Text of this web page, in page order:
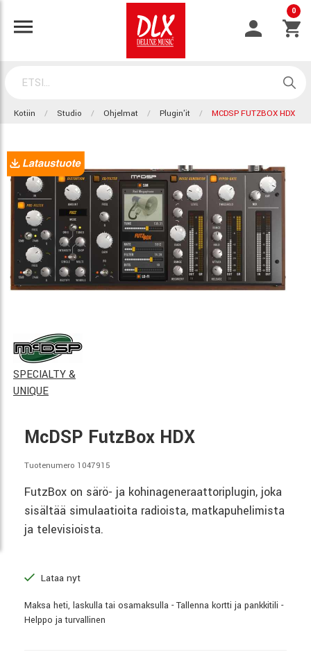
0
Kotiin Studio Ohjelmat Plugin'it MCDSP FUTZBOX HDX
SPECIALTY &
UNIQUE
McDSP FutzBox HDX
Tuotenumero 1047915
FutzBox on särö- ja kohinageneraattoriplugin, joka
sisältää simulaatioita radioista, matkapuhelimista
ja televisioista.
Lataa nyt
Maksa heti, laskulla tai osamaksulla - Tallenna kortti ja pankkitili -
Helppo ja turvallinen